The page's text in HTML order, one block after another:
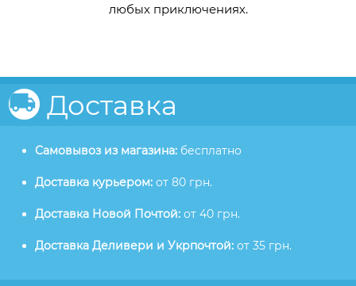
любых приключениях.
Доставка
Самовывоз из магазина: бесплатно
Доставка курьером: от 80 грн.
Доставка Новой Почтой: от 40 грн.
Доставка Деливери и Укрпочтой: от 35 грн.